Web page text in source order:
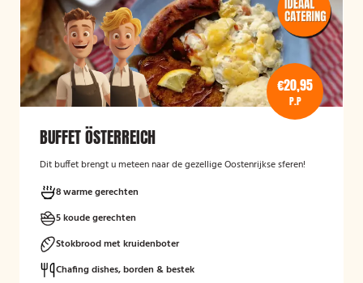
€20,95
P.P
BUFFET ÖSTERREICH
Dit buffet brengt u meteen naar de gezellige Oostenrijkse sferen!
8 warme gerechten
5 koude gerechten
Stokbrood met kruidenboter
Chafing dishes, borden & bestek